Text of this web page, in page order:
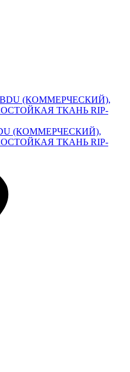
(КОММЕРЧЕСКИЙ),
ТКАНЬ RIP-